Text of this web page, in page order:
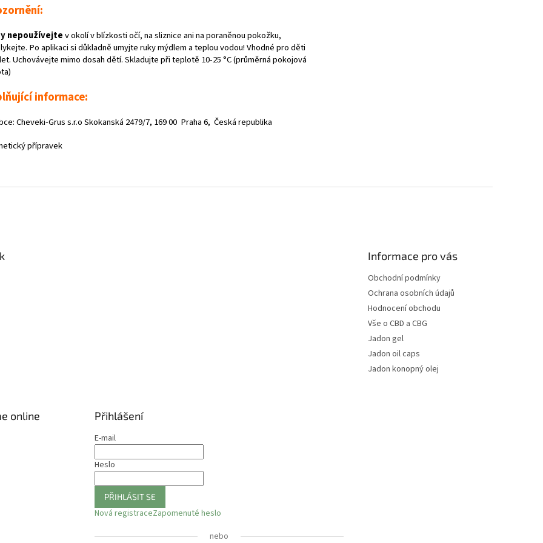
nepoužívejtev okolí v blízkosti očí, na sliznice ani na poraněnou pokožku,
Po aplikaci si důkladně umyjte ruky mýdlem a teplou vodou! Vhodné pro děti
Uchovávejte mimo dosah dětí. Skladujte při teplotě 10-25 °C (průměrná pokojová
informace:
Cheveki-Grus s.r.o Skokanská 2479/7, 169 00 Praha 6, Česká republika
přípravek
Informace pro vás
Obchodní podmínky
Ochrana osobních údajů
Hodnocení obchodu
Vše o CBD a CBG
Jadon gel
Jadon oil caps
Jadon konopný olej
online
Přihlášení
E-mail
Heslo
PŘIHLÁSIT SE
Nová registraceZapomenuté heslo
nebo